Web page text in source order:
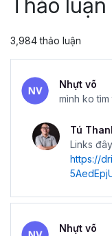
Thảo
3,984 thảo luận
Nhựt võ
mình ko
Tú
Links
https://
Nhựt võ